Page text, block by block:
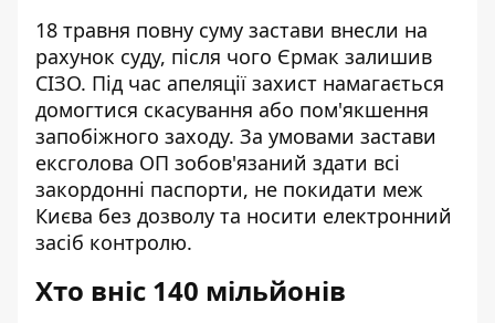
18 травня повну суму застави внесли на
рахунок суду, після чого Єрмак залишив
СІЗО. Під час апеляції захист намагається
домогтися скасування або пом'якшення
запобіжного заходу. За умовами застави
ексголова ОП зобов'язаний здати всі
закордонні паспорти, не покидати меж
Києва без дозволу та носити електронний
засіб контролю.
Хто вніс 140 мільйонів